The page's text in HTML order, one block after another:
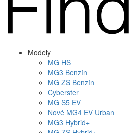
Modely
MG HS
MG3 Benzín
MG ZS Benzín
Cyberster
MG S5 EV
Nové MG4 EV Urban
MG3 Hybrid+